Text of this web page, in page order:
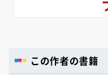
この作者の書籍